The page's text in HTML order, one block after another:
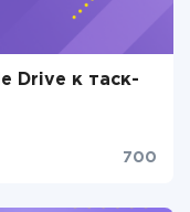
Drive к таск-
700